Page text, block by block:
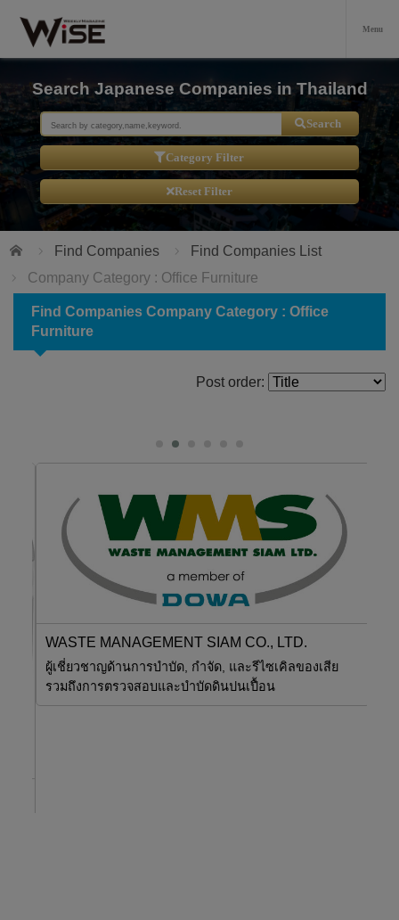
Search Japanese Companies in Thailand
Search
Category Filter
Reset Filter
Home Find Companies
Find Companies List
Company Category : Office Furniture
Find Companies Company Category : Office
Furniture
Post order:
WASTE MANAGEMENT SIAM CO., LTD.
ผู้เชี่ยวชาญด้านการบำบัด, กำจัด, และรีไซเคิลของเสีย
รวมถึงการตรวจสอบและบำบัดดินปนเปื้อน